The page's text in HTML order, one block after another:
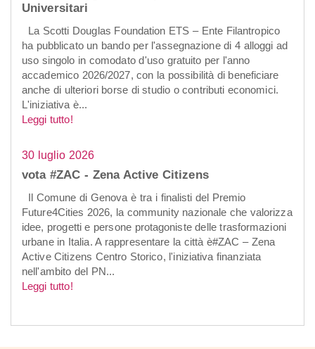
Universitari
La Scotti Douglas Foundation ETS – Ente Filantropico
ha pubblicato un bando per l'assegnazione di 4 alloggi ad
uso singolo in comodato d'uso gratuito per l'anno
accademico 2026/2027, con la possibilità di beneficiare
anche di ulteriori borse di studio o contributi economici.
L'iniziativa è...
Leggi tutto!
30 luglio 2026
vota #ZAC - Zena Active Citizens
Il Comune di Genova è tra i finalisti del Premio
Future4Cities 2026, la community nazionale che valorizza
idee, progetti e persone protagoniste delle trasformazioni
urbane in Italia. A rappresentare la città è#ZAC – Zena
Active Citizens Centro Storico, l'iniziativa finanziata
nell'ambito del PN...
Leggi tutto!